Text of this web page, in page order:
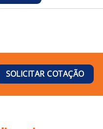
SOLICITAR COTAÇÃO